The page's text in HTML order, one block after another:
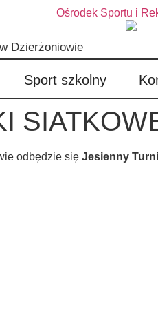
Dzierżoniowie
Sport szkolny
odbędzie się Jesienny